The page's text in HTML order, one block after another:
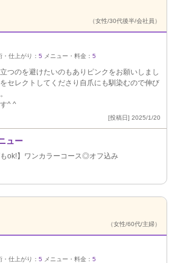
（女性/30代後半/会社員）
・仕上がり： 5 メニュー・料金： 5
つのを避けたいのもありピンクをお願いしまし
セレクトしてくださり自爪にも馴染むので伸び
^ ^
[投稿日] 2025/1/20
ュー
もok!】ワンカラーコース◎オフ込み
（女性/60代/主婦）
・仕上がり： 5 メニュー・料金： 5